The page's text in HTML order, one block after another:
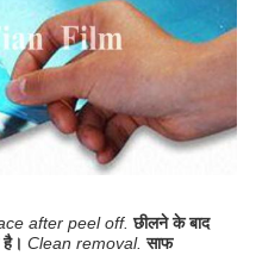
after peel off. छीलने के बाद
है। Clean removal. साफ